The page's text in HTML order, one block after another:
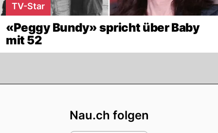
TV-Star
«Peggy Bundy» spricht über Baby
mit 52
Nau.ch folgen